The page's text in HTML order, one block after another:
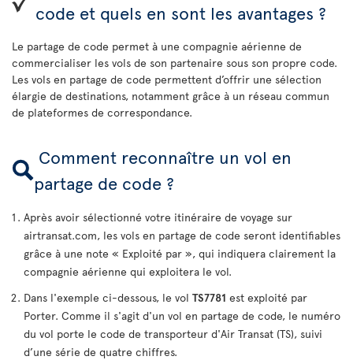
code et quels en sont les avantages ?
Le partage de code permet à une compagnie aérienne de
commercialiser les vols de son partenaire sous son propre code.
Les vols en partage de code permettent d’offrir une sélection
élargie de destinations, notamment grâce à un réseau commun
de plateformes de correspondance.
Comment reconnaître un vol en
partage de code ?
Après avoir sélectionné votre itinéraire de voyage sur
airtransat.com, les vols en partage de code seront identifiables
grâce à une note « Exploité par », qui indiquera clairement la
compagnie aérienne qui exploitera le vol.
Dans l'exemple ci-dessous, le vol TS7781 est exploité par
Porter. Comme il s'agit d'un vol en partage de code, le numéro
du vol porte le code de transporteur d'Air Transat (TS), suivi
d’une série de quatre chiffres.